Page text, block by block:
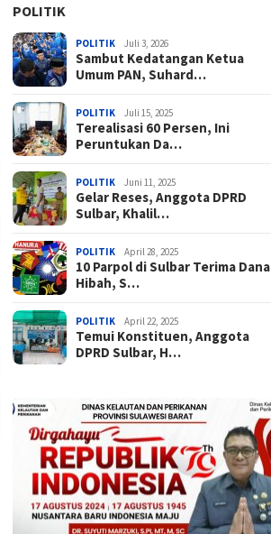
POLITIK
POLITIK Juli 3, 2026
Sambut Kedatangan Ketua
Umum PAN, Suhard…
POLITIK Juli 15, 2025
Terealisasi 60 Persen, Ini
Peruntukan Da…
POLITIK Juni 11, 2025
Gelar Reses, Anggota DPRD
Sulbar, Khalil…
POLITIK April 28, 2025
10 Parpol di Sulbar Terima Dana
Hibah, S…
POLITIK April 22, 2025
Temui Konstituen, Anggota
DPRD Sulbar, H…